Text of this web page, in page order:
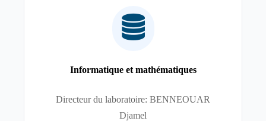
Informatique et mathématiques
Directeur du laboratoire: BENNEOUAR
Djamel